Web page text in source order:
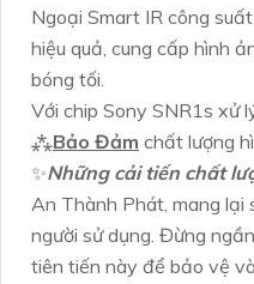
Ngoại Smart IR công
hiệu quả, cung cấp hình
bóng tối.
Với chip Sony SNR1s xử
⁂Bảo Đảm chất lượng
✨Những cải tiến chất
An Thành Phát, mang lại
người sử dụng. Đừng
tiên tiến này để bảo vệ